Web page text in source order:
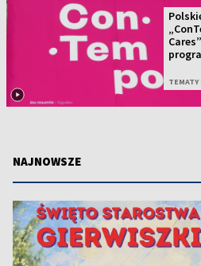
NAJNOWSZE